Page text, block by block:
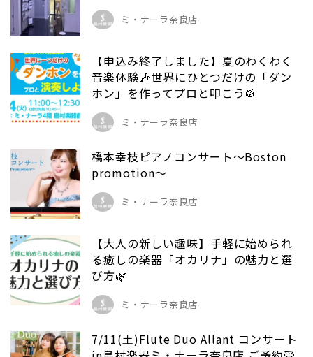
ミ・ナーラ奈良店
【申込み終了しました】夏のわくわく
音楽体験🎶世界にひとつだけの「ダン
ホン」を作ってプロと叩こう🥁
ミ・ナーラ奈良店
橋本幸枝ピアノコンサート～Boston
promotion～
ミ・ナーラ奈良店
【大人の新しい趣味】手軽に始められ
る癒しの楽器「オカリナ」の魅力と選
び方🌿
ミ・ナーラ奈良店
7/11(土)Flute Duo Allant コンサート